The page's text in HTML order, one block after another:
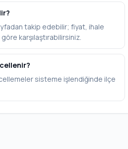
takip edebilir; fiyat, ihale
karşılaştırabilirsiniz.
sisteme işlendiğinde ilçe